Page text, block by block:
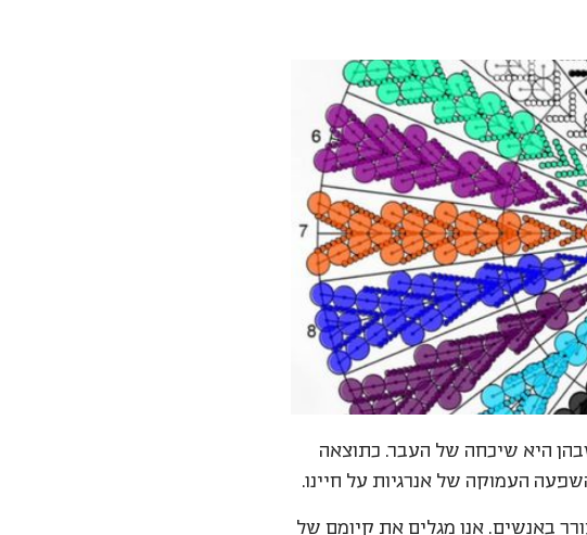
היא שיכחה של העבר. כתוצאה
העמוקה של אנרגיות על חיינו.
באנשים. אנו מגלים את קיומם של